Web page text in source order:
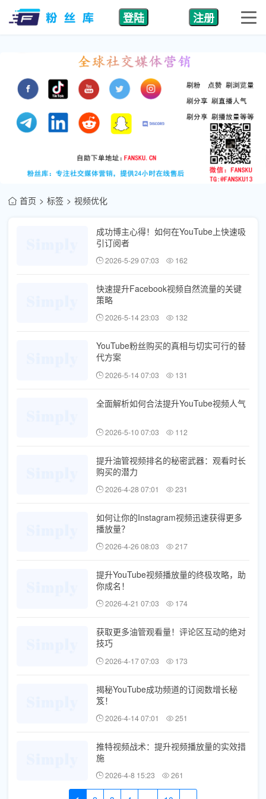
登陆 注册
首页 标签 视频优化
成功博主心得！如何在YouTube上快速吸
引订阅者
2026-5-29 07:03 162
快速提升Facebook视频自然流量的关键
策略
2026-5-14 23:03 132
YouTube粉丝购买的真相与切实可行的替
代方案
2026-5-14 07:03 131
全面解析如何合法提升YouTube视频人气
2026-5-10 07:03 112
提升油管视频排名的秘密武器：观看时长
购买的潜力
2026-4-28 07:01 231
如何让你的Instagram视频迅速获得更多
播放量？
2026-4-26 08:03 217
提升YouTube视频播放量的终极攻略，助
你成名！
2026-4-21 07:03 174
获取更多油管观看量！评论区互动的绝对
技巧
2026-4-17 07:03 173
揭秘YouTube成功频道的订阅数增长秘
笈！
2026-4-14 07:01 251
推特视频战术：提升视频播放量的实效措
施
2026-4-8 15:23 261